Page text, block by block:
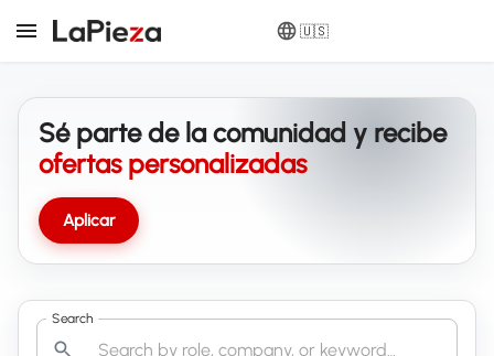
🇺🇸
Sé parte de la comunidad y recibe
ofertas personalizadas
Aplicar
Search